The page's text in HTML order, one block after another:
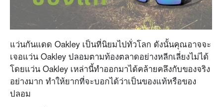
แว่นกันแดด Oakley เป็นที่นิยมไปทั่วโลก ดังนั้นคุณอาจจะ
เจอแว่น Oakley ปลอมตามท้องตลาดอย่างหลีกเลี่ยงไม่ได้
โดยแว่น Oakley เหล่านี้ทำออกมาได้คล้ายคลึงกับของจริง
อย่างมาก ทำให้ยากที่จะบอกได้ว่าเป็นของแท้หรือของ
ปลอม